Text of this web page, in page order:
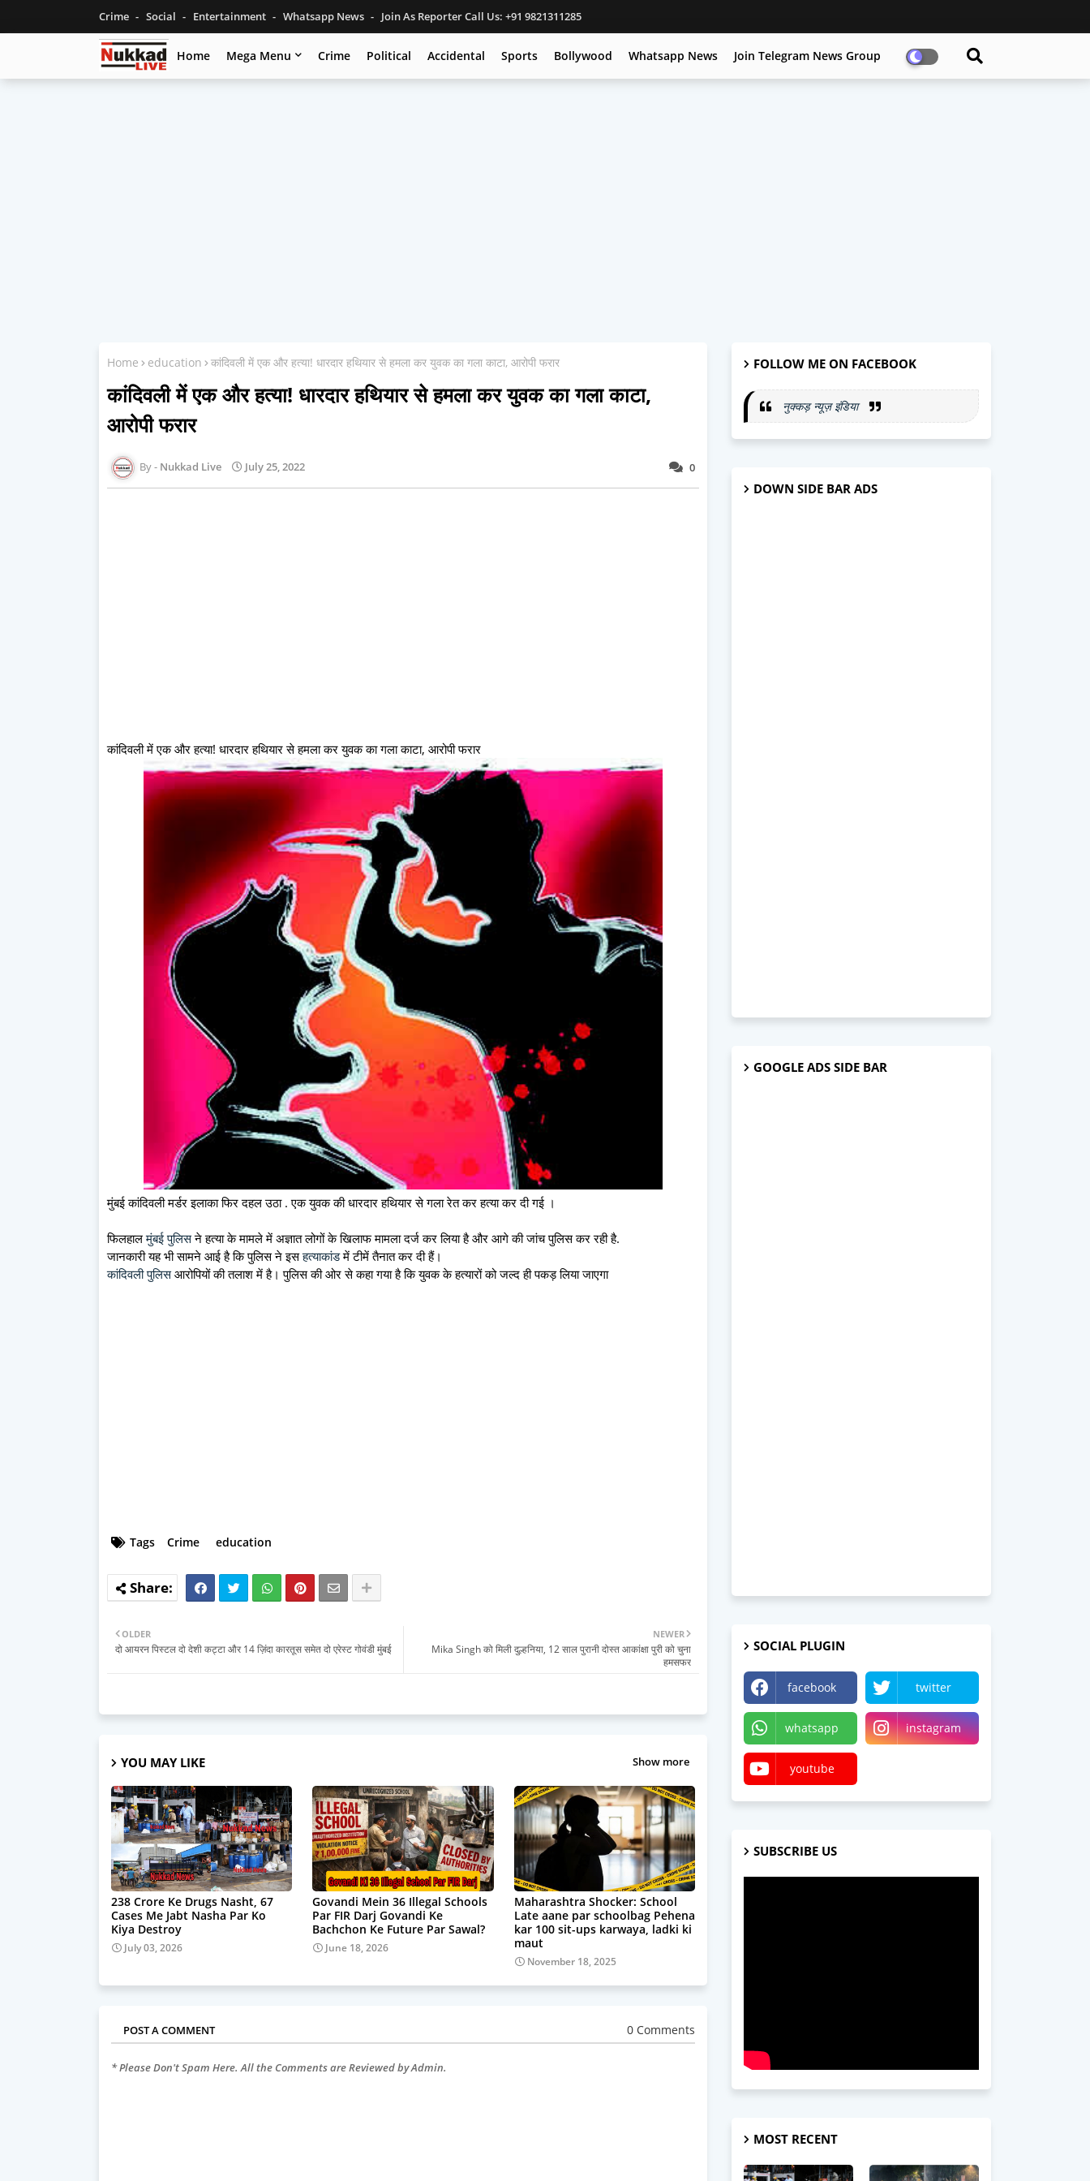
Crime Social Entertainment Whatsapp News Join As Reporter Call Us: +91 9821311285
Home Mega Menu Crime Political Accidental Sports Bollywood Whatsapp News Join Telegram News Group
Home education कांदिवली में एक और हत्या! धारदार हथियार से हमला कर युवक का गला काटा, आरोपी फरार
कांदिवली में एक और हत्या! धारदार हथियार से हमला कर युवक का गला काटा,
आरोपी फरार
0
Nukkad Live July 25, 2022
कांदिवली में एक और हत्या! धारदार हथियार से हमला कर युवक का गला काटा, आरोपी फरार
मुंबई कांदिवली मर्डर इलाका फिर दहल उठा . एक युवक की धारदार हथियार से गला रेत कर हत्या कर दी गई ।
फिलहालमुंबई पुलिसने हत्या के मामले में अज्ञात लोगों के खिलाफ मामला दर्ज कर लिया है और आगे की जांच पुलिस कर रही है.
जानकारी यह भी सामने आई है कि पुलिस ने इसहत्याकांडमें टीमें तैनात कर दी हैं।
कांदिवली पुलिसआरोपियों की तलाश में है। पुलिस की ओर से कहा गया है कि युवक के हत्यारों को जल्द ही पकड़ लिया जाएगा
Tags Crime education
NEWER
Mika Singh को मिली दुल्हनिया, 12 साल पुरानी दोस्त आकांक्षा पुरी को चुना
हमसफर
OLDER
दो आयरन पिस्टल दो देशी कट्टा और 14 ज़िंदा कारतूस समेत दो एरेस्ट गोवंडी मुंबई
YOU MAY LIKE Show more
238 Crore Ke Drugs Nasht, 67
Cases Me Jabt Nasha Par Ko
Kiya Destroy
July 03, 2026
Govandi Mein 36 Illegal Schools
Par FIR Darj Govandi Ke
Bachchon Ke Future Par Sawal?
June 18, 2026
Maharashtra Shocker: School
Late aane par schoolbag Pehena
kar 100 sit-ups karwaya, ladki ki
maut
November 18, 2025
POST A COMMENT 0 Comments
* Please Don't Spam Here. All the Comments are Reviewed by Admin.
FOLLOW ME ON FACEBOOK
नुक्कड़ न्यूज़ इंडिया
DOWN SIDE BAR ADS
GOOGLE ADS SIDE BAR
SOCIAL PLUGIN
facebook twitter
whatsapp instagram
youtube
SUBSCRIBE US
MOST RECENT